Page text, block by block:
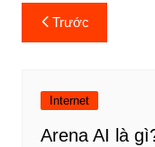
Điều
hướng
viết
Trước
Internet
Arena AI là